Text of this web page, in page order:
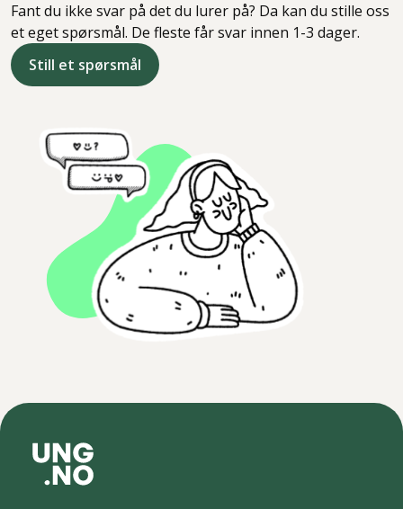
Fant du ikke svar på det du lurer på? Da kan du stille oss
et eget spørsmål. De fleste får svar innen 1-3 dager.
Still et spørsmål